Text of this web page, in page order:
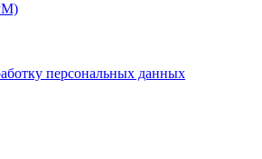
персональных данных